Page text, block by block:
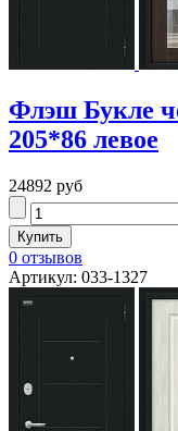
Флэш Букле
205*86 левое
24892 руб
0 отзывов
Артикул: 033-1327